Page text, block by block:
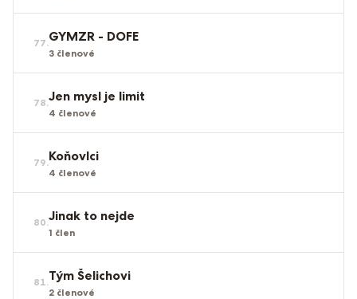
77.GYMZR - DOFE
3 členové
78.Jen mysl je limit
4 členové
79.Koňovlci
4 členové
80.Jinak to nejde
1 člen
81.Tým Šelichovi
2 členové